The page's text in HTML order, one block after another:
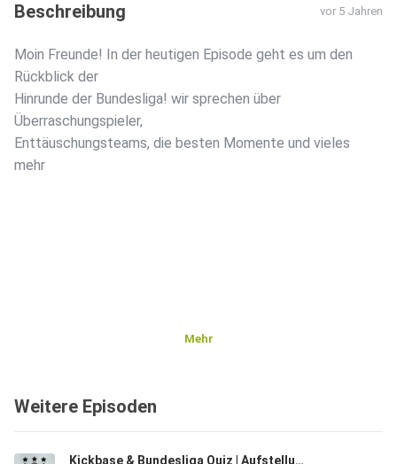
Beschreibung vor 5 Jahren
Moin Freunde! In der heutigen Episode geht es um den
Rückblick der
Hinrunde der Bundesliga! wir sprechen über
Überraschungspieler,
Enttäuschungsteams, die besten Momente und vieles
mehr️
Mehr
Weitere Episoden
Kickbase & Bundesliga Quiz | Aufstellungen raten, Transfers und Schätzfragen